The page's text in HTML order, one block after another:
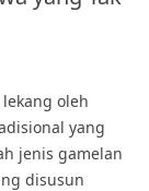
oleh
yang
jenis gamelan
disusun